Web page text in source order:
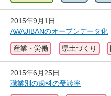
2015年9月1日
AWAJIBANのオープンデータ化
産業・労働 県土づくり
2015年6月25日
職業別の歯科の受診率